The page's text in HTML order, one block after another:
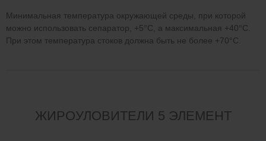
Минимальная температура окружающей среды, при которой
можно использовать сепаратор, +5°С, а максимальная +40°С.
При этом температура стоков должна быть не более +70°С.
ЖИРОУЛОВИТЕЛИ 5 ЭЛЕМЕНТ